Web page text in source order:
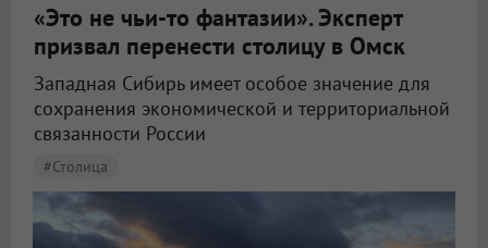
«Это не чьи-то фантазии». Эксперт
призвал перенести столицу в Омск
Западная Сибирь имеет особое значение для
сохранения экономической и территориальной
связанности России
#столица